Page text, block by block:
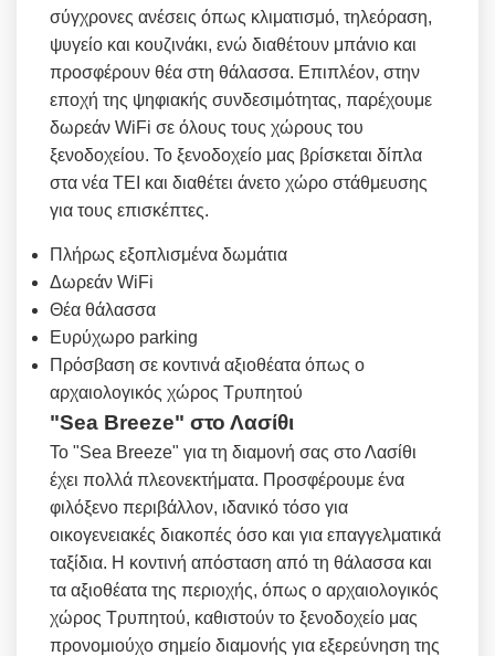
σύγχρονες ανέσεις όπως κλιματισμό, τηλεόραση,
ψυγείο και κουζινάκι, ενώ διαθέτουν μπάνιο και
προσφέρουν θέα στη θάλασσα. Επιπλέον, στην
εποχή της ψηφιακής συνδεσιμότητας, παρέχουμε
δωρεάν WiFi σε όλους τους χώρους του
ξενοδοχείου. Το ξενοδοχείο μας βρίσκεται δίπλα
στα νέα ΤΕΙ και διαθέτει άνετο χώρο στάθμευσης
για τους επισκέπτες.
Πλήρως εξοπλισμένα δωμάτια
Δωρεάν WiFi
Θέα θάλασσα
Ευρύχωρο parking
Πρόσβαση σε κοντινά αξιοθέατα όπως ο
αρχαιολογικός χώρος Τρυπητού
"Sea Breeze" στο Λασίθι
Το "Sea Breeze" για τη διαμονή σας στο Λασίθι
έχει πολλά πλεονεκτήματα. Προσφέρουμε ένα
φιλόξενο περιβάλλον, ιδανικό τόσο για
οικογενειακές διακοπές όσο και για επαγγελματικά
ταξίδια. Η κοντινή απόσταση από τη θάλασσα και
τα αξιοθέατα της περιοχής, όπως ο αρχαιολογικός
χώρος Τρυπητού, καθιστούν το ξενοδοχείο μας
προνομιούχο σημείο διαμονής για εξερεύνηση της